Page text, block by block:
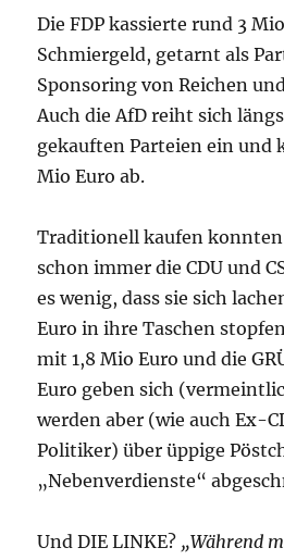
Die FDP kassierte rund 3
Schmiergeld, getarnt als
Sponsoring von Reichen
Auch die AfD reiht sich
gekauften Parteien ein und
Mio Euro ab.
Traditionell kaufen konnten
schon immer die CDU und
es wenig, dass sie sich
Euro in ihre Taschen
mit 1,8 Mio Euro und die
Euro geben sich
werden aber (wie auch Ex-
Politiker) über üppige
„Nebenverdienste“
Und DIE LINKE? „Während